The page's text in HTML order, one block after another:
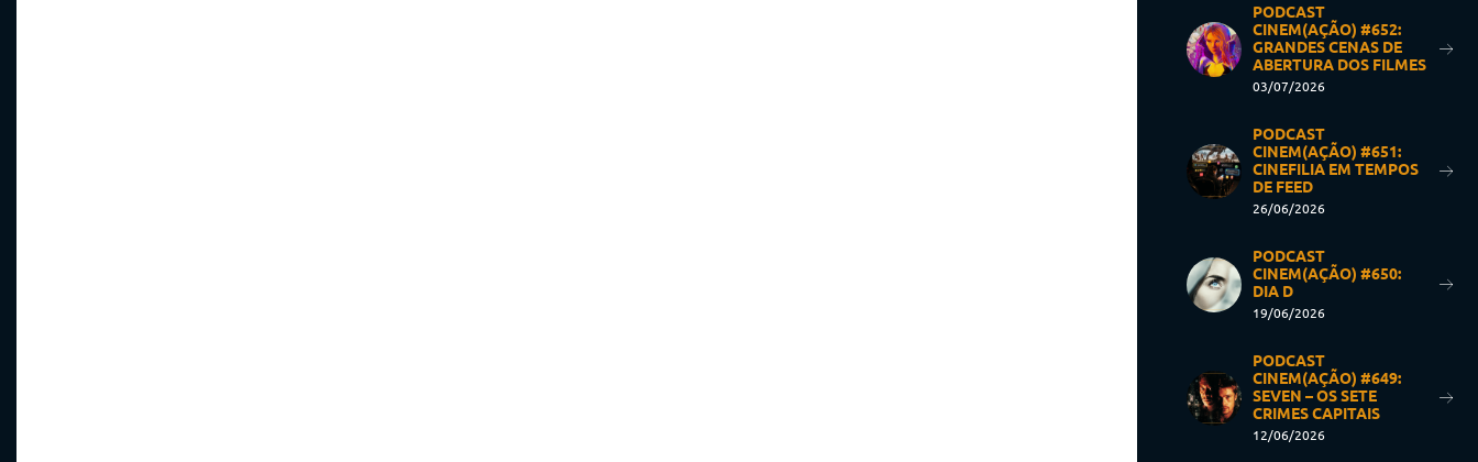
PODCAST
CINEM(AÇÃO) #652:
GRANDES CENAS DE
ABERTURA DOS FILMES
03/07/2026
PODCAST
CINEM(AÇÃO) #651:
CINEFILIA EM TEMPOS
DE FEED
26/06/2026
PODCAST
CINEM(AÇÃO) #650:
DIA D
19/06/2026
PODCAST
CINEM(AÇÃO) #649:
SEVEN – OS SETE
CRIMES CAPITAIS
12/06/2026